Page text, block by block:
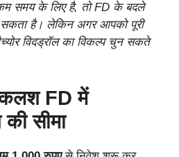
समय के लिए है, तो FD के बदले
सकता है। लेकिन अगर आपको पूरी
विदड्रॉल का विकल्प चुन सकते
FD में
सीमा